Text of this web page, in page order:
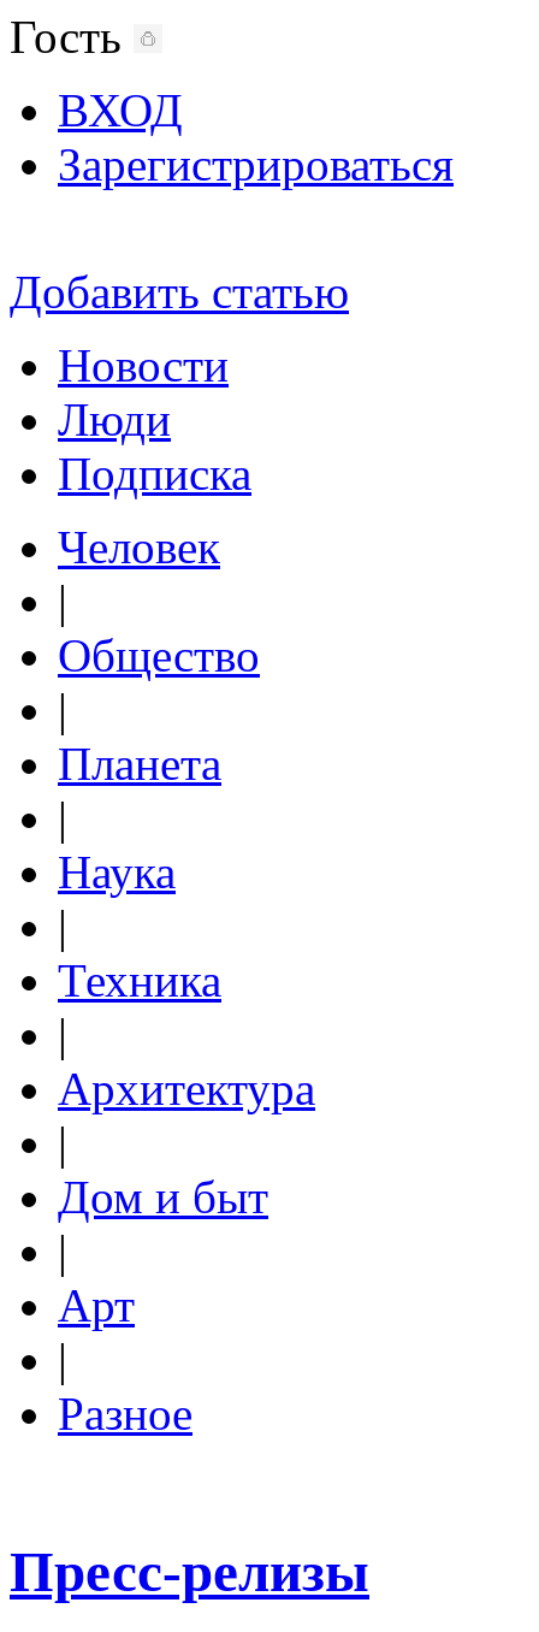
Гость
ВХОД
Зарегистрироваться
Добавить статью
Новости
Люди
Подписка
Человек
|
Общество
|
Планета
|
Наука
|
Техника
|
Архитектура
|
Дом и быт
|
Арт
|
Разное
Пресс-релизы